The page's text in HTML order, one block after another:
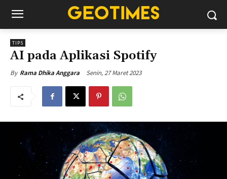
TIPS
AI pada Aplikasi Spotify
By Rama Dhika Anggara Senin, 27 Maret 2023